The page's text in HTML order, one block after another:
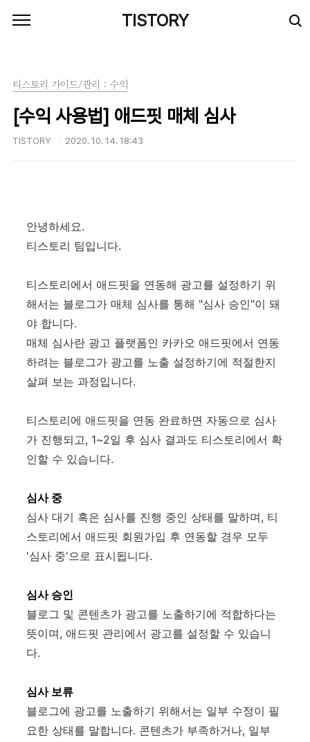
TISTORY
티스토리 가이드/관리 : 수익
[수익 사용법] 애드핏 매체 심사
TISTORY 2020. 10. 14. 18:43
안녕하세요.
티스토리 팀입니다.
티스토리에서 애드핏을 연동해 광고를 설정하기 위
해서는 블로그가 매체 심사를 통해 "심사 승인"이 돼
야 합니다.
매체 심사란 광고 플랫폼인 카카오 애드핏에서 연동
하려는 블로그가 광고를 노출 설정하기에 적절한지
살펴 보는 과정입니다.
티스토리에 애드핏을 연동 완료하면 자동으로 심사
가 진행되고, 1~2일 후 심사 결과도 티스토리에서 확
인할 수 있습니다.
심사 중
심사 대기 혹은 심사를 진행 중인 상태를 말하며, 티
스토리에서 애드핏 회원가입 후 연동할 경우 모두
'심사 중'으로 표시됩니다.
심사 승인
블로그 및 콘텐츠가 광고를 노출하기에 적합하다는
뜻이며, 애드핏 관리에서 광고를 설정할 수 있습니
다.
심사 보류
블로그에 광고를 노출하기 위해서는 일부 수정이 필
요한 상태를 말합니다. 콘텐츠가 부족하거나, 일부